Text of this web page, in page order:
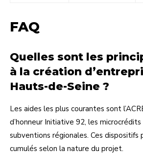
FAQ
Quelles sont les
à la création
Hauts-de-Seine ?
Les aides les plus courantes sont
d’honneur Initiative 92, les microcrédits
subventions régionales. Ces
cumulés selon la nature du projet.